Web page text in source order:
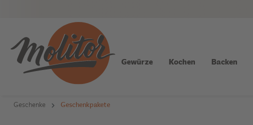
Gewürze Kochen Backen
Geschenke Geschenkpakete